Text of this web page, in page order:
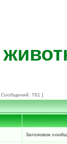
Сообщений: 761 ]
Заголовок